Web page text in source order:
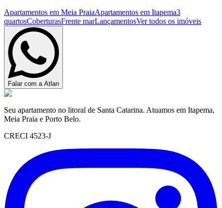
Apartamentos em Meia PraiaApartamentos em Itapema3
quartosCoberturasFrente marLançamentosVer todos os imóveis
Falar com a Atlan
Seu apartamento no litoral de Santa Catarina. Atuamos em Itapema,
Meia Praia e Porto Belo.
CRECI 4523-J